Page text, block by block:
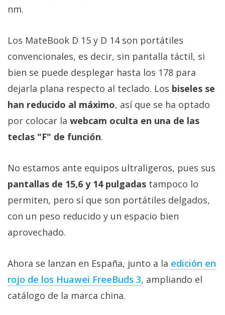
Foros
Contacto
Sobre
nosotros
/
Publicidad
/
Cambiar
opciones
privacidad
/
Aviso
Legal
El medio de
comunicación
todas las
noticias sobre
tecnología,
móviles,
ordenadores,
nm.
Los MateBook D 15 y D 14 son portátiles
convencionales, es decir, sin pantalla táctil, si
bien se puede desplegar hasta los 178 para
dejarla plana respecto al teclado. Los biseles se
han reducido al máximo, así que se ha optado
por colocar la webcam oculta en una de las
teclas "F" de función.
No estamos ante equipos ultraligeros, pues sus
pantallas de 15,6 y 14 pulgadas tampoco lo
permiten, pero sí que son portátiles delgados,
con un peso reducido y un espacio bien
aprovechado.
Ahora se lanzan en España, junto a la edición en
rojo de los Huawei FreeBuds 3, ampliando el
catálogo de la marca china.